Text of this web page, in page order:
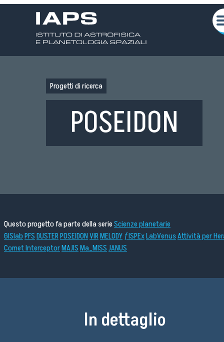
Progetti di ricerca
POSEIDON
Questo progetto fa parte della serieScienze planetarie
GISlabPFSDUSTERPOSEIDONVIRMELODY ƒISPExLabVenusAttività per
Comet InterceptorMAJISMa_MISSJANUS
In dettaglio
Pubblico Scuole e Università
Eventi e Manifestazioni
Per il personale